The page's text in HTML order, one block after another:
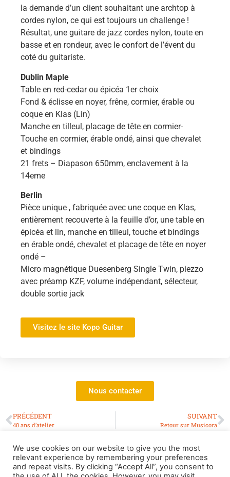
la demande d’un client souhaitant une archtop à
cordes nylon, ce qui est toujours un challenge !
Résultat, une guitare de jazz cordes nylon, toute en
basse et en rondeur, avec le confort de l’évent du
coté du guitariste.
Dublin Maple
Table en red-cedar ou épicéa 1er choix
Fond & éclisse en noyer, frêne, cormier, érable ou
coque en Klas (Lin)
Manche en tilleul, placage de tête en cormier-
Touche en cormier, érable ondé, ainsi que chevalet
et bindings
21 frets – Diapason 650mm, enclavement à la
14eme
Berlin
Pièce unique , fabriquée avec une coque en Klas,
entièrement recouverte à la feuille d’or, une table en
épicéa et lin, manche en tilleul, touche et bindings
en érable ondé, chevalet et placage de tête en noyer
ondé –
Micro magnétique Duesenberg Single Twin, piezzo
avec préamp KZF, volume indépendant, sélecteur,
double sortie jack
Visitez le site Kopo Guitar
Nous contacter
PRÉCÉDENT
40 ans d’atelier
SUIVANT
Retour sur Musicora
We use cookies on our website to give you the most
relevant experience by remembering your preferences
and repeat visits. By clicking “Accept All”, you consent to